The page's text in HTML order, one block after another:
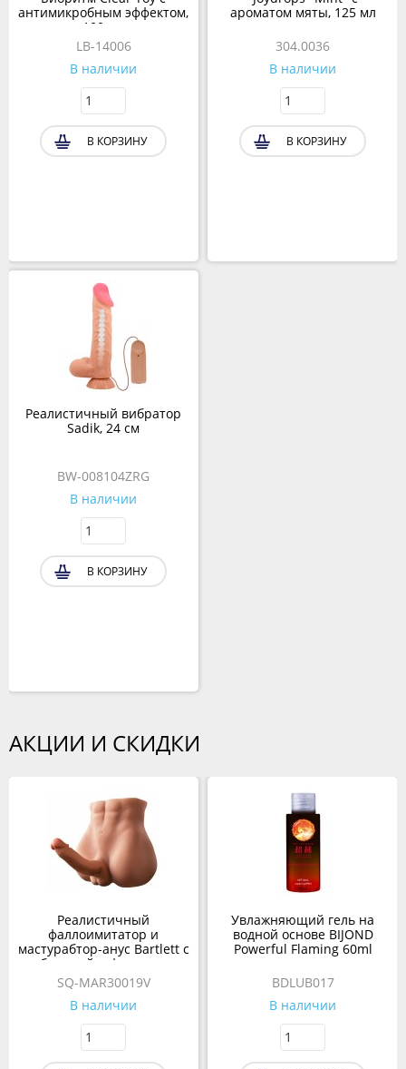
антимикробным эффектом,
100 мл
LB-14006
В наличии
В КОРЗИНУ
Реалистичный вибратор
Sadik, 24 см
BW-008104ZRG
В наличии
В КОРЗИНУ
ароматом мяты, 125 мл
304.0036
В наличии
В КОРЗИНУ
АКЦИИ И СКИДКИ
Реалистичный
фаллоимитатор и
мастурабтор-анус Bartlett с
вибрацией и фрикциями
SQ-MAR30019V
В наличии
Увлажняющий гель на
водной основе BIJOND
Powerful Flaming 60ml
BDLUB017
В наличии